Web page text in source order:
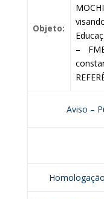
Objeto:
–
Aviso –